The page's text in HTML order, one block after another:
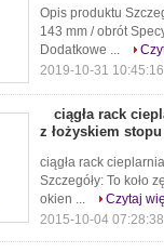
Opis produktu
143 mm / obrót
Dodatkowe ...
2019-10-31 10:45:16
ciągła rack
z łożyskiem
ciągła rack
Szczegóły: To koło
okien ...
Czytaj
2015-10-04 07:28:38